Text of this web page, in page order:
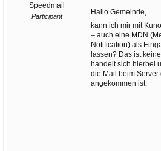
Speedmail
Participant
Hallo Gemeinde,
kann ich mir mit
– auch eine MDN
Notification) als
lassen? Das ist
handelt sich hierbei
die Mail beim Server
angekommen ist.